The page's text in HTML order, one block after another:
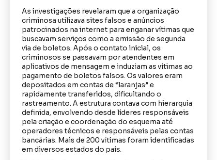
As investigações revelaram que a organização
criminosa utilizava sites falsos e anúncios
patrocinados na internet para enganar vítimas que
buscavam serviços como a emissão de segunda
via de boletos. Após o contato inicial, os
criminosos se passavam por atendentes em
aplicativos de mensagem e induziam as vítimas ao
pagamento de boletos falsos. Os valores eram
depositados em contas de “laranjas” e
rapidamente transferidos, dificultando o
rastreamento. A estrutura contava com hierarquia
definida, envolvendo desde líderes responsáveis
pela criação e coordenação do esquema até
operadores técnicos e responsáveis pelas contas
bancárias. Mais de 200 vítimas foram identificadas
em diversos estados do país.